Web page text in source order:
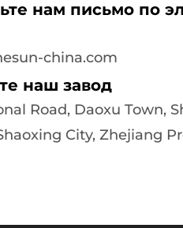
нам письмо по
china.com
наш завод
Road, Daoxu Town,
City, Zhejiang